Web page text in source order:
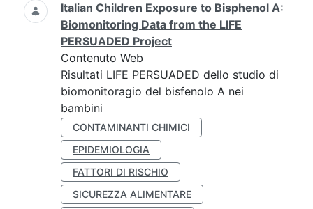
Italian Children Exposure to Bisphenol A:
Biomonitoring Data from the LIFE
PERSUADED Project
Contenuto Web
Risultati LIFE PERSUADED dello studio di
biomonitoragio del bisfenolo A nei
bambini
CONTAMINANTI CHIMICI
EPIDEMIOLOGIA
FATTORI DI RISCHIO
SICUREZZA ALIMENTARE